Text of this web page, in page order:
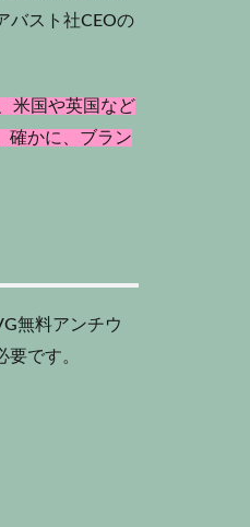
バスト社CEOの
米国や英国など
確かに、ブラン
無料アンチウ
です。